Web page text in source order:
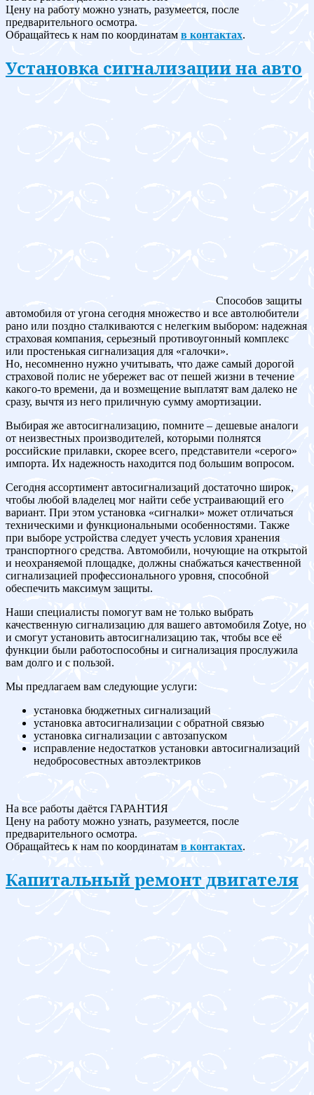
Цену на работу можно узнать, разумеется, после
предварительного осмотра.
Обращайтесь к нам по координатам в контактах.
Установка сигнализации на авто
Способов защиты
автомобиля от угона сегодня множество и все автолюбители
рано или поздно сталкиваются с нелегким выбором: надежная
страховая компания, серьезный противоугонный комплекс
или простенькая сигнализация для «галочки».
Но, несомненно нужно учитывать, что даже самый дорогой
страховой полис не убережет вас от пешей жизни в течение
какого-то времени, да и возмещение выплатят вам далеко не
сразу, вычтя из него приличную сумму амортизации.
Выбирая же автосигнализацию, помните – дешевые аналоги
от неизвестных производителей, которыми полнятся
российские прилавки, скорее всего, представители «серого»
импорта. Их надежность находится под большим вопросом.
Сегодня ассортимент автосигнализаций достаточно широк,
чтобы любой владелец мог найти себе устраивающий его
вариант. При этом установка «сигналки» может отличаться
техническими и функциональными особенностями. Также
при выборе устройства следует учесть условия хранения
транспортного средства. Автомобили, ночующие на открытой
и неохраняемой площадке, должны снабжаться качественной
сигнализацией профессионального уровня, способной
обеспечить максимум защиты.
Наши специалисты помогут вам не только выбрать
качественную сигнализацию для вашего автомобиля Zotye, но
и смогут установить автосигнализацию так, чтобы все её
функции были работоспособны и сигнализация прослужила
вам долго и с пользой.
Мы предлагаем вам следующие услуги:
установка бюджетных сигнализаций
установка автосигнализации с обратной связью
установка сигнализации с автозапуском
исправление недостатков установки автосигнализаций
недобросовестных автоэлектриков
На все работы даётся ГАРАНТИЯ
Цену на работу можно узнать, разумеется, после
предварительного осмотра.
Обращайтесь к нам по координатам в контактах.
Капитальный ремонт двигателя